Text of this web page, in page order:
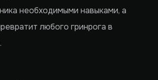
необходимыми навыками, а
любого гринрога в